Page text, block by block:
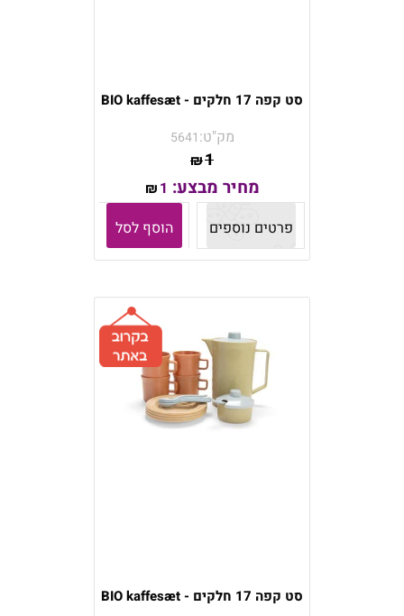
סט קפה 17 חלקים - BIO kaffesæt
מק"ט:5641
₪1
מחיר מבצע: ₪1
פרטים נוספים
הוסף לסל
סט קפה 17 חלקים - BIO kaffesæt